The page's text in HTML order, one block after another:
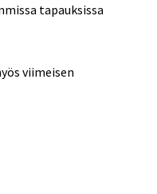
tapauksissa
viimeisen